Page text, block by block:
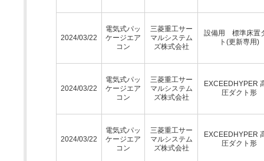
2024/03/22
電気式パッ
ケージエア
コン
三菱重工サー
マルシステム
ズ株式会社
設備用 標準床置
ト(更新専用)
2024/03/22
電気式パッ
ケージエア
コン
三菱重工サー
マルシステム
ズ株式会社
EXCEEDHYPER
圧ダクト形
2024/03/22
電気式パッ
ケージエア
コン
三菱重工サー
マルシステム
ズ株式会社
EXCEEDHYPER
圧ダクト形